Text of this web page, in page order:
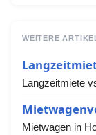
WEITERE ARTIKEL
Langzeitmiete
Mietwagen in